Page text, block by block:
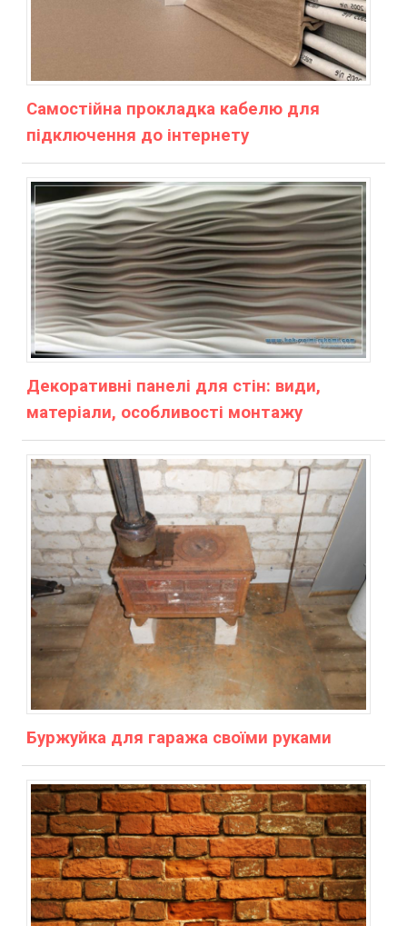
Самостійна прокладка кабелю для
підключення до інтернету
Декоративні панелі для стін: види,
матеріали, особливості монтажу
Буржуйка для гаража своїми руками